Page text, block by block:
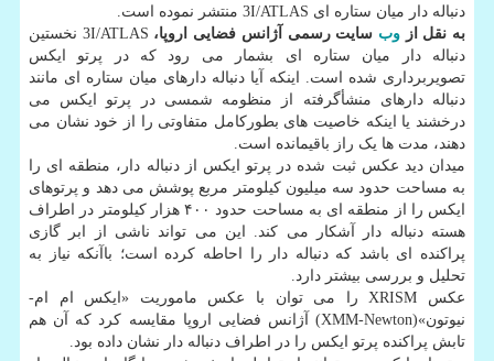
دنباله دار میان ستاره ای 3I/ATLAS منتشر نموده است.
به نقل ازوب سایت رسمی آژانس فضایی اروپا،
3I/ATLAS نخستین
دنباله دار میان ستاره ای بشمار می رود که در پرتو ایکس
تصویربرداری شده است. اینکه آیا دنباله دارهای میان ستاره ای مانند
دنباله دارهای منشأگرفته از منظومه شمسی در پرتو ایکس می
درخشند یا اینکه خاصیت های بطورکامل متفاوتی را از خود نشان می
دهند، مدت ها یک راز باقیمانده است.
میدان دید عکس ثبت شده در پرتو ایکس از دنباله دار، منطقه ای را
به مساحت حدود سه میلیون کیلومتر مربع پوشش می دهد و پرتوهای
ایکس را از منطقه ای به مساحت حدود ۴۰۰ هزار کیلومتر در اطراف
هسته دنباله دار آشکار می کند. این می تواند ناشی از ابر گازی
پراکنده ای باشد که دنباله دار را احاطه کرده است؛ باآنکه نیاز به
تحلیل و بررسی بیشتر دارد.
عکس XRISM را می توان با عکس ماموریت «ایکس ام ام-
نیوتون»(XMM-Newton) آژانس فضایی اروپا مقایسه کرد که آن هم
تابش پراکنده پرتو ایکس را در اطراف دنباله دار نشان داده بود.